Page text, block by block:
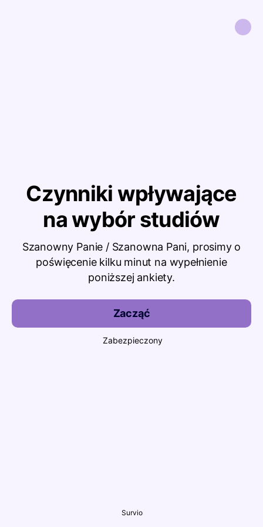
Czynniki wpływające
na wybór studiów
Szanowny Panie / Szanowna Pani, prosimy o
poświęcenie kilku minut na wypełnienie
poniższej ankiety.
Zacząć
Zabezpieczony
Survio